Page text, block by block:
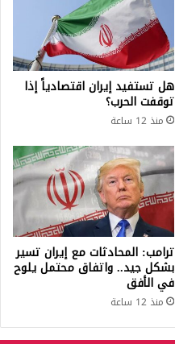
هل تستفيد إيران اقتصادياً إذا
توقفت الحرب؟
منذ 12 ساعة
ترامب: المحادثات مع إيران تسير
بشكل جيد.. واتفاق محتمل يلوح
في الأفق
منذ 12 ساعة